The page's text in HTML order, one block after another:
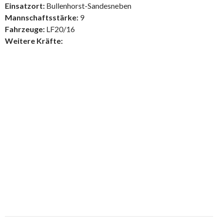
Einsatzort: Bullenhorst-Sandesneben
Mannschaftsstärke: 9
Fahrzeuge: LF20/16
Weitere Kräfte: